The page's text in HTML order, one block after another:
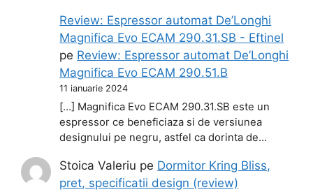
Review: Espressor automat De’Longhi
Magnifica Evo ECAM 290.31.SB - Eftinel
pe Review: Espressor automat De’Longhi
Magnifica Evo ECAM 290.51.B
11 ianuarie 2024
[…] Magnifica Evo ECAM 290.31.SB este un
espressor ce beneficiaza si de versiunea
designului pe negru, astfel ca dorinta de…
Stoica Valeriu pe Dormitor Kring Bliss,
pret, specificatii design (review)